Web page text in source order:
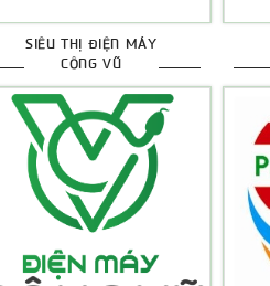
SIÊU THỊ ĐIỆN MÁY
CÔNG VŨ